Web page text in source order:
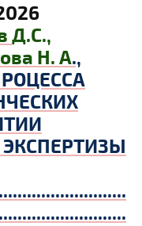
Д.С.,
Н. А.,